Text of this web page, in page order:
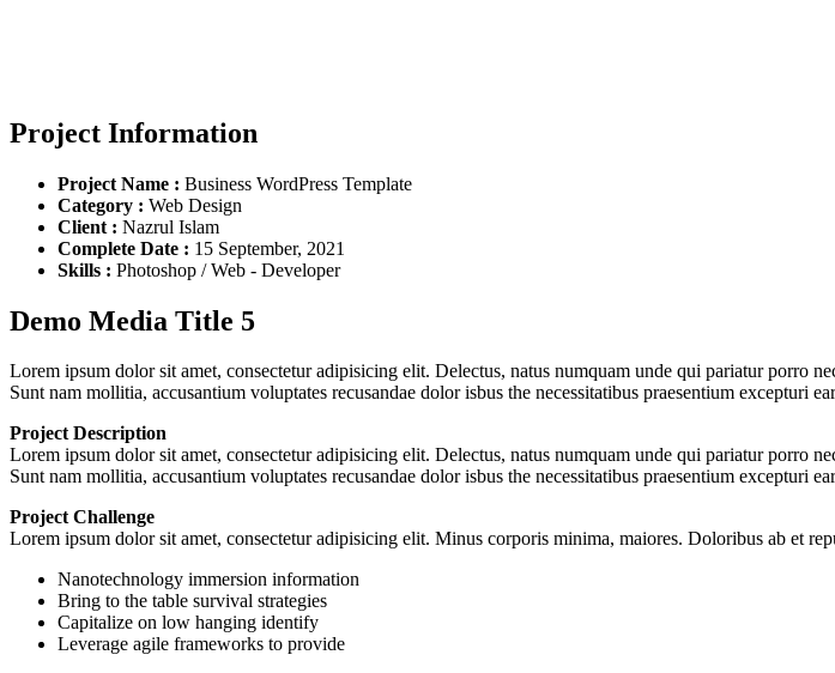
Project Information
Project Name : Business WordPress Template
Category : Web Design
Client : Nazrul Islam
Complete Date : 15 September, 2021
Skills : Photoshop / Web - Developer
Demo Media Title 5
Lorem ipsum dolor sit amet, consectetur adipisicing elit. Delectus, natus numquam unde qui pariatur porro
Sunt nam mollitia, accusantium voluptates recusandae dolor isbus the necessitatibus praesentium excepturi
Project Description
Lorem ipsum dolor sit amet, consectetur adipisicing elit. Delectus, natus numquam unde qui pariatur porro
Sunt nam mollitia, accusantium voluptates recusandae dolor isbus the necessitatibus praesentium excepturi
Project Challenge
Lorem ipsum dolor sit amet, consectetur adipisicing elit. Minus corporis minima, maiores. Doloribus ab et
Nanotechnology immersion information
Bring to the table survival strategies
Capitalize on low hanging identify
Leverage agile frameworks to provide